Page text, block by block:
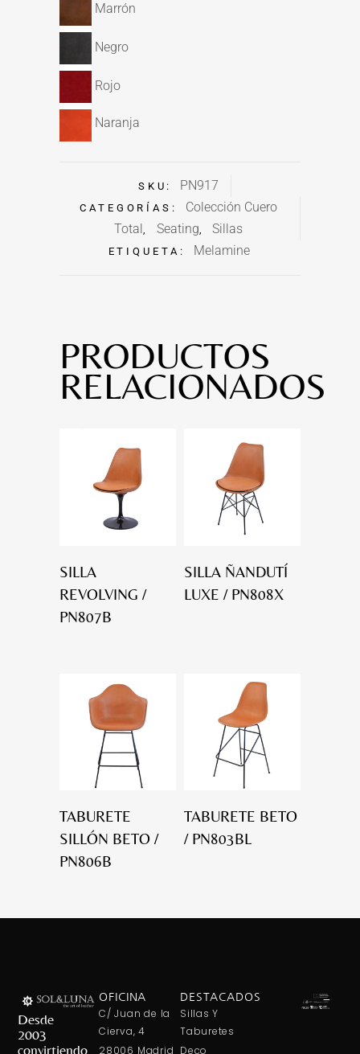
Marrón
Negro
Rojo
Naranja
SKU: PN917
CATEGORÍAS:
Colección Cuero
Total , Seating, Sillas
ETIQUETA: Melamine
PRODUCTOS
RELACIONADOS
SILLA
REVOLVING /
PN807B
SILLA ÑANDUTÍ
LUXE / PN808X
TABURETE
SILLÓN BETO /
PN806B
TABURETE BETO
/ PN803BL
Desde
2003
convirtiendo
OFICINA
C/ Juan de la
Cierva, 4
28006 Madrid
DESTACADOS
Sillas Y
Taburetes
Deco